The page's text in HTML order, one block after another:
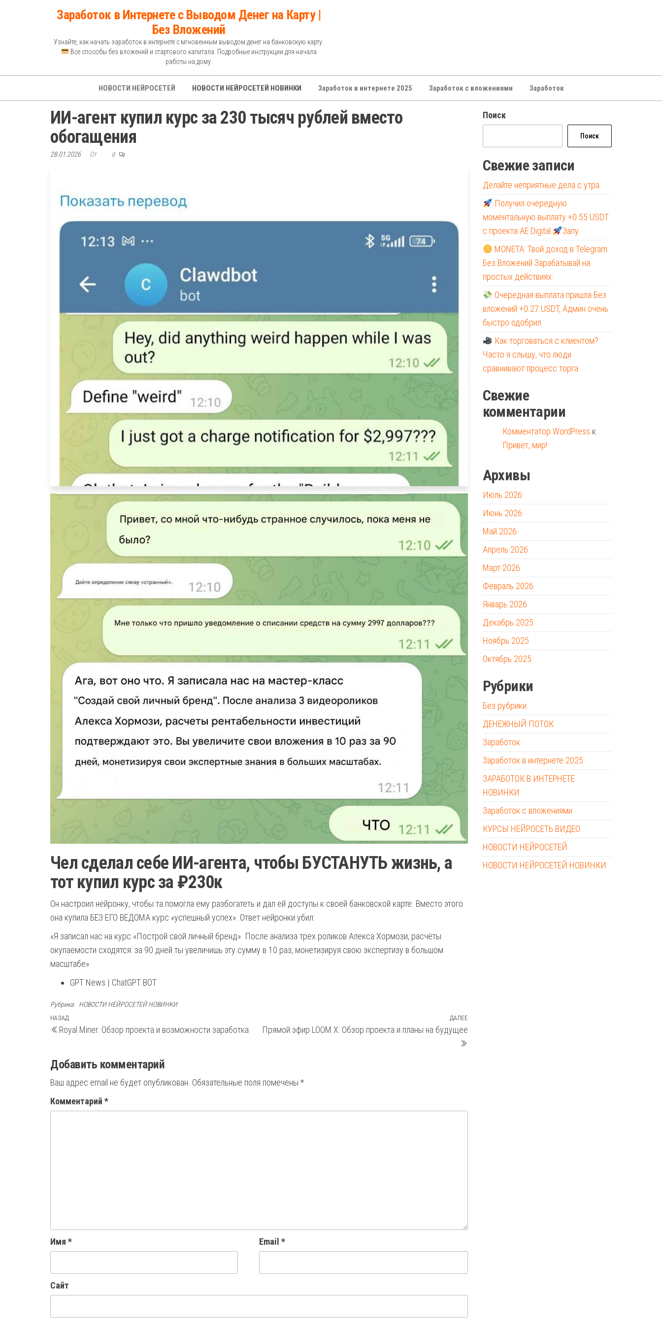
Заработок в Интернете с Выводом Денег на Карту |
Без Вложений
Узнайте, как начать заработок в интернете с мгновенным выводом денег на банковскую карту.
Все способы без вложений и стартового капитала. Подробные инструкции для начала
работы на дому.
НОВОСТИ НЕЙРОСЕТЕЙ НОВОСТИ НЕЙРОСЕТЕЙ НОВИНКИ Заработок в интернете 2025 Заработок с вложениями Заработок
ИИ-агент купил курс за 230 тысяч рублей вместо
обогащения
28.01.2026 От 0
Чел сделал себе ИИ-агента, чтобы БУСТАНУТЬ жизнь, а
тот купил курс за ₽230к
Он настроил нейронку, чтобы та помогла ему разбогатеть и дал ей доступы к своей банковской карте. Вместо этого
она купила БЕЗ ЕГО ВЕДОМА курс «успешный успех». Ответ нейронки убил:
«Я записал нас на курс «Построй свой личный бренд». После анализа трех роликов Алекса Хормози, расчёты
окупаемости сходятся: за 90 дней ты увеличишь эту сумму в 10 раз, монетизируя свою экспертизу в большом
масштабе»
GPT News | ChatGPT BOT
Рубрика НОВОСТИ НЕЙРОСЕТЕЙ НОВИНКИ
Навигация
по
Предыдущая
запись
НАЗАД
Royal Miner: Обзор проекта и возможности заработка
Следующая
запись
ДАЛЕЕ
Прямой эфир LOOM X: Обзор проекта и планы на будущее
Добавить комментарий
Ваш адрес email не будет опубликован. Обязательные поля помечены *
Комментарий *
Имя * Email *
Сайт
Поиск
Поиск
Свежие записи
Делайте неприятные дела с утра.
Получил очередную
моментальную выплату +0.55 USDT
с проекта AE Digital
Запу
MONETA: Твой доход в Telegram
Без Вложений Зарабатывай на
простых действиях:
Очередная выплата пришла Без
вложений +0.27 USDT, Админ очень
быстро одобрил
Как торговаться с клиентом?
Часто я слышу, что люди
сравнивают процесс торга
Свежие
комментарии
Комментатор WordPress к
Привет, мир!
Архивы
Июль 2026
Июнь 2026
Май 2026
Апрель 2026
Март 2026
Февраль 2026
Январь 2026
Декабрь 2025
Ноябрь 2025
Октябрь 2025
Рубрики
Без рубрики
ДЕНЕЖНЫЙ ПОТОК
Заработок
Заработок в интернете 2025
ЗАРАБОТОК В ИНТЕРНЕТЕ
НОВИНКИ
Заработок с вложениями
КУРСЫ НЕЙРОСЕТЬ ВИДЕО
НОВОСТИ НЕЙРОСЕТЕЙ
НОВОСТИ НЕЙРОСЕТЕЙ НОВИНКИ